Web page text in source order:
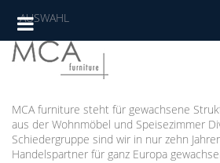
AUSWAHL
MCA furniture steht für gewachsene
aus der Wohnmöbel und Speisezimmer
Schiedergruppe sind wir in nur zehn
Handelspartner für ganz Europa